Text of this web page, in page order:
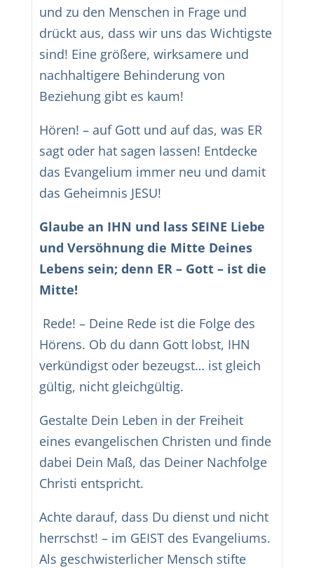
und zu den Menschen in Frage und
drückt aus, dass wir uns das Wichtigste
sind! Eine größere, wirksamere und
nachhaltigere Behinderung von
Beziehung gibt es kaum!
Hören! – auf Gott und auf das, was ER
sagt oder hat sagen lassen! Entdecke
das Evangelium immer neu und damit
das Geheimnis JESU!
Glaube an IHN und lass SEINE Liebe
und Versöhnung die Mitte Deines
Lebens sein; denn ER – Gott – ist die
Mitte!
Rede! – Deine Rede ist die Folge des
Hörens. Ob du dann Gott lobst, IHN
verkündigst oder bezeugst… ist gleich
gültig, nicht gleichgültig.
Gestalte Dein Leben in der Freiheit
eines evangelischen Christen und finde
dabei Dein Maß, das Deiner Nachfolge
Christi entspricht.
Achte darauf, dass Du dienst und nicht
herrschst! – im GEIST des Evangeliums.
Als geschwisterlicher Mensch stifte